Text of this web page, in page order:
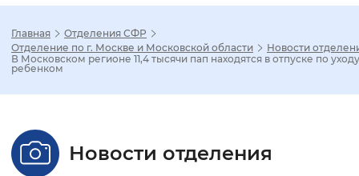
Стандартный Увеличенный
Главная
Отделения СФР
Отделение по г. Москве и Московской области
Новости
В Московском регионе 11,4 тысячи пап находятся в отпуске по
ребенком
Новости отделения